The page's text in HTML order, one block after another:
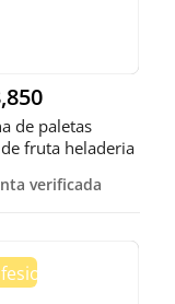
de paletas
fruta heladeria
verificada